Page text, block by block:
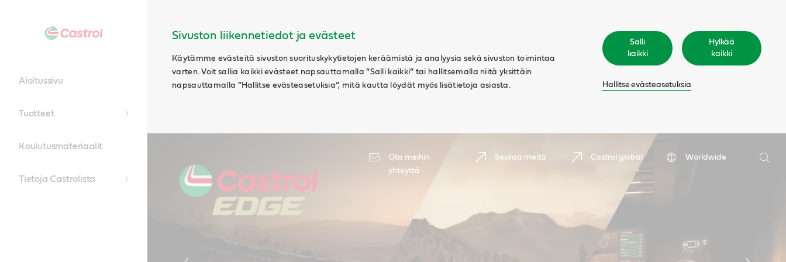
Sivuston liikennetiedot ja evästeet
Käytämme evästeitä sivuston suorituskykytietojen keräämistä ja analyysia sekä sivuston toimintaa
varten. Voit sallia kaikki evästeet napsauttamalla ”Salli kaikki” tai hallitsemalla niitä yksittäin
napsauttamalla ”Hallitse evästeasetuksia”, mitä kautta löydät myös lisätietoja asiasta.
Salli
kaikki
Hylkää
kaikki
Hallitse evästeasetuksia
Ota meihin
yhteyttä
Seuraa meitä Castrol global
Worldwide
Hae
Aloitussivu
Tuotteet
Koulutusmateriaalit
Tietoja Castrolista